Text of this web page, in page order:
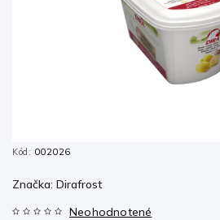
Kód: 002026
Neohodnotené
Značka: Dirafrost